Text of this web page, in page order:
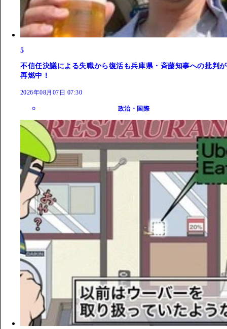
5
不信任決議による失職から復活も兵庫県・斉藤知事への批判が
再燃中！
2026年08月07日 07:30
政治・国際